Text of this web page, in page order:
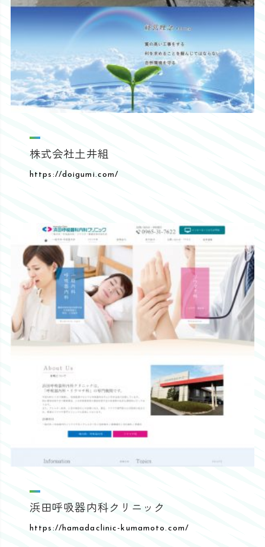
株式会社土井組
https://doigumi.com/
浜田呼吸器内科クリニック
https://hamadaclinic-kumamoto.com/